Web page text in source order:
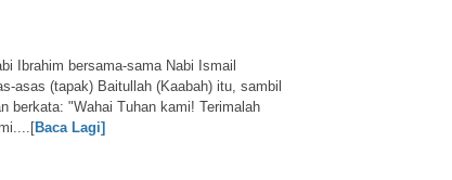
Ibrahim bersama-sama Nabi Ismail
asas (tapak) Baitullah (Kaabah) itu, sambil
berkata: "Wahai Tuhan kami! Terimalah
Baca Lagi]